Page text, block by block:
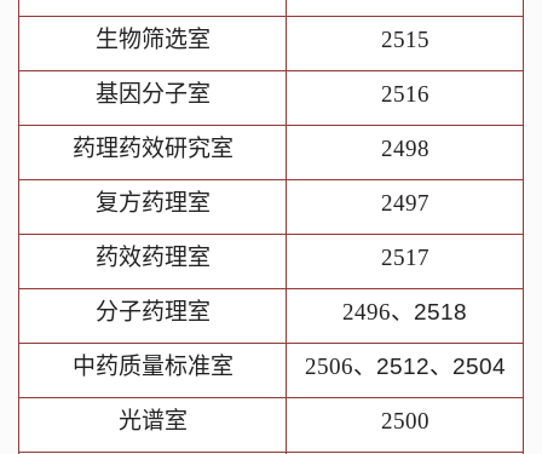
生物筛选室 2515
基因分子室 2516
药理药效研究室 2498
复方药理室 2497
药效药理室 2517
分子药理室 2496、 2518
中药质量标准室 2506、 2512、 2504
光谱室 2500